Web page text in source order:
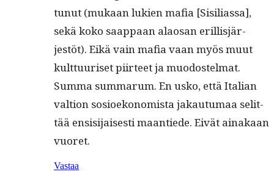
tunut (mukaan lukien mafia [Sisil­ias­sa],
sekä koko saap­paan alaosan eril­lisjär­
jestöt). Eikä vain mafia vaan myös muut
kult­tuuriset piir­teet ja muodostelmat.
Sum­ma sum­marum. En usko, että Ital­ian
val­tion sosioekon­o­mista jakau­tu­maa selit­
tää ensisi­jais­es­ti maantiede. Eivät ainakaan
vuoret.
Vastaa